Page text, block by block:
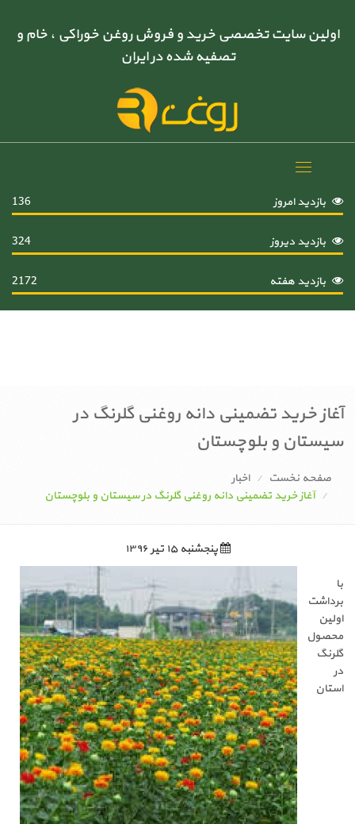
اولین سایت تخصصی خرید و فروش روغن خوراکی ، خام و
تصفیه شده در ایران
Toggle
بازدید امروز
136
بازدید دیروز 324
بازدید هفته 2172
آغاز خرید تضمینی دانه روغنی گلرنگ در
سیستان و بلوچستان
صفحه نخست
اخبار
آغاز خرید تضمینی دانه روغنی گلرنگ در سیستان و بلوچستان
پنجشنبه ۱۵ تیر ۱۳۹۶
با
برداشت
اولین
محصول
گلرنگ
در
استان